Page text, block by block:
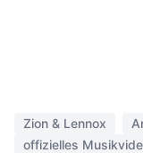
Zion & Lennox
offizielles